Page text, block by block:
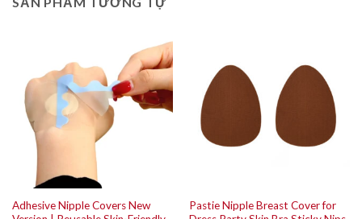
Adhesive Nipple Covers New
Pastie Nipple Breast Cover for